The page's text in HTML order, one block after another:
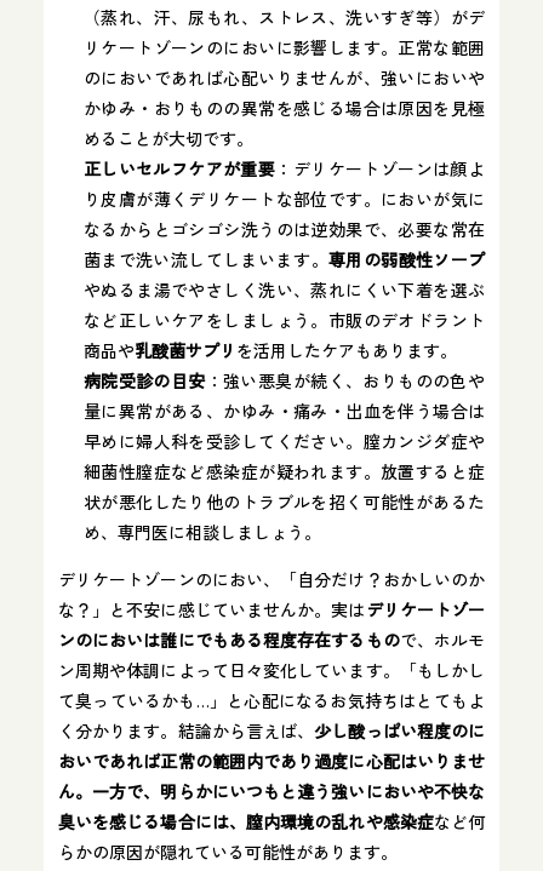
（蒸れ、汗、尿もれ、ストレス、洗いすぎ等）がデ
リケートゾーンのにおいに影響します。正常な範囲
のにおいであれば心配いりませんが、強いにおいや
かゆみ・おりものの異常を感じる場合は原因を見極
めることが大切です。
正しいセルフケアが重要 ：デリケートゾーンは顔よ
り皮膚が薄くデリケートな部位です。においが気に
なるからとゴシゴシ洗うのは逆効果で、必要な常在
菌まで洗い流してしまいます​。 専用の弱酸性ソープ
やぬるま湯でやさしく洗い、蒸れにくい下着を選ぶ
など正しいケアをしましょう。市販のデオドラント
商品や乳酸菌サプリ を活用したケアもあります。
病院受診の目安：強い悪臭が続く、おりものの色や
量に異常がある、かゆみ・痛み・出血を伴う場合は
早めに婦人科を受診してください。膣カンジダ症や
細菌性膣症など感染症が疑われます。放置すると症
状が悪化したり他のトラブルを招く可能性があるた
め、専門医に相談しましょう。
デリケートゾーンのにおい、「自分だけ？おかしいのか
な？」と不安に感じていませんか。実は デリケートゾー
ンのにおいは誰にでもある程度存在するもので、ホルモ
ン周期や体調によって日々変化しています。「もしかし
て臭っているかも…」と心配になるお気持ちはとてもよ
く分かります。結論から言えば、少し酸っぱい程度のに
おいであれば正常の範囲内であり過度に心配はいりませ
ん。一方で、明らかにいつもと違う強いにおいや不快な
臭いを感じる場合には、膣内環境の乱れや感染症など何
らかの原因が隠れている可能性があります。